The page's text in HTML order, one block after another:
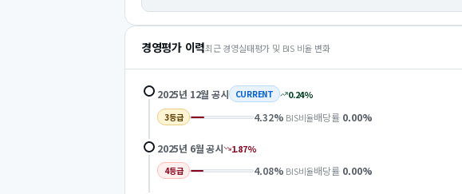
경영평가 이력최근 경영실태평가 및 BIS 비율 변화
2025년 12월 공시 CURRENT 0.24%
3등급 4.32% BIS비율배당률 0.00%
2025년 6월공시 1.87%
4등급 4.08% BIS비율배당률 0.00%